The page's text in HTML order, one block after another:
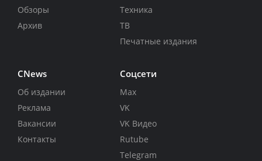
Обзоры
Архив
Техника
ТВ
Печатные издания
CNews
Об издании
Реклама
Вакансии
Контакты
Соцсети
Max
VK
VK Видео
Rutube
Telegram